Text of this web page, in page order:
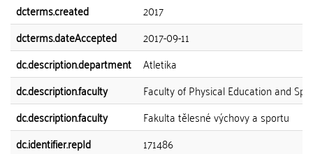
dcterms.created
2017
dcterms.dateAccepted
2017-09-11
dc.description.department
Atletika
dc.description.faculty
Faculty of Physical Education and
dc.description.faculty
Fakulta tělesné výchovy a sportu
dc.identifier.repId
171486